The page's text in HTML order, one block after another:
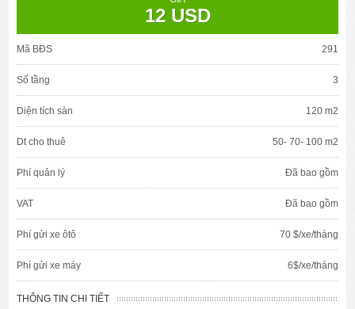
12 USD
Mã BĐS 291
Số tầng 3
Diện tích sàn 120 m2
Dt cho thuê 50- 70- 100 m2
Phí quản lý Đã bao gồm
VAT Đã bao gồm
Phí gửi xe ôtô 70 $/xe/tháng
Phí gửi xe máy 6$/xe/tháng
THÔNG TIN CHI TIẾT